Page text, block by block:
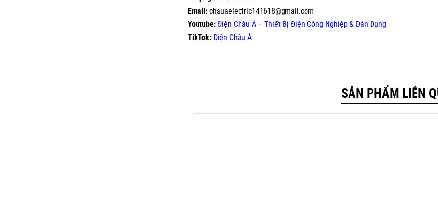
Email: chauaelectric141618@gmail.com
Youtube: Điện Châu Á – Thiết Bị Điện Công Nghiệp & Dân Dụng
TikTok: Điện Châu Á
SẢN PHẨM LIÊN